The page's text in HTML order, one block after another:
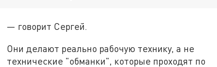
— говорит Сергей.
Они делают реально рабочую технику, а не
технические "обманки", которые проходят по